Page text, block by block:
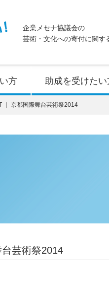
企業メセナ協議会の
芸術・文化への寄付に関す
方 助成を受けたい
｜ 京都国際舞台芸術祭2014
芸術祭2014